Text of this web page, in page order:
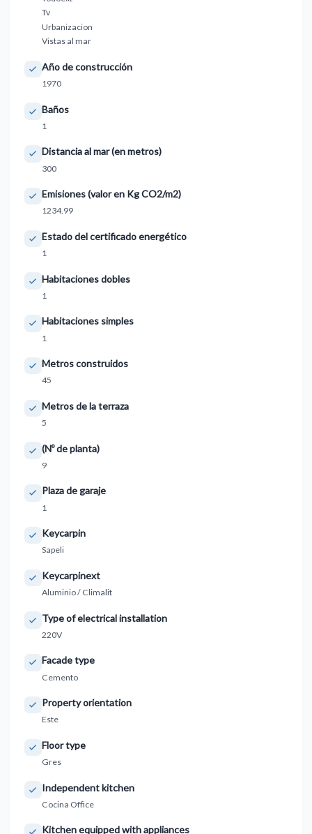
Tv
Urbanizacion
Vistas al mar
Año de construcción
1970
Baños
1
Distancia al mar (en metros)
300
Emisiones (valor en Kg CO2/m2)
1234.99
Estado del certificado energético
1
Habitaciones dobles
1
Habitaciones simples
1
Metros construidos
45
Metros de la terraza
5
(Nº de planta)
9
Plaza de garaje
1
Keycarpin
Sapeli
Keycarpinext
Aluminio / Climalit
Type of electrical installation
220V
Facade type
Cemento
Property orientation
Este
Floor type
Gres
Independent kitchen
Cocina Office
Kitchen equipped with appliances